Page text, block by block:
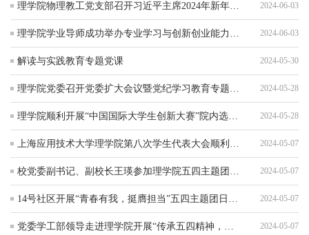
理学院物理教工党支部召开习近平主席2024年新年贺词专题学习组织生活会 2024-06-03
理学院学业导师成功举办专业学习与创新创业能力培养主题讲座 2024-06-03
解读与实践教育专题党课 2024-05-30
理学院党委召开党委扩大会议暨党纪学习教育专题学习会 2024-05-28
理学院顺利开展“中国国际大学生创新大赛”院内选拔赛 2024-05-28
上海应用技术大学理学院第八次学生代表大会顺利召开 2024-05-07
校党委副书记、副校长王瑛参加理学院五四主题团日活动 2024-05-07
14号社区开展“青春有我，挺膺担当”五四主题团日活动 2024-05-07
党委学工部领导走进理学院开展“传承五四精神，青春就要这‘YOUNG’”五四主题团日活动 2024-05-07